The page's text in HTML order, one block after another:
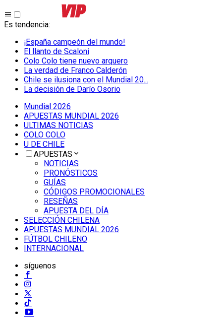
Es tendencia:
¡España campeón del mundo!
El llanto de Scaloni
Colo Colo tiene nuevo arquero
La verdad de Franco Calderón
Chile se ilusiona con el Mundial 20...
La decisión de Darío Osorio
Mundial 2026
APUESTAS MUNDIAL 2026
ULTIMAS NOTICIAS
COLO COLO
U DE CHILE
APUESTAS
NOTICIAS
PRONÓSTICOS
GUÍAS
CÓDIGOS PROMOCIONALES
RESEÑAS
APUESTA DEL DÍA
SELECCIÓN CHILENA
APUESTAS MUNDIAL 2026
FÚTBOL CHILENO
INTERNACIONAL
síguenos